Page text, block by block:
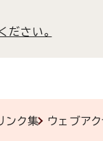
ださい。
ンク集 ウェブア